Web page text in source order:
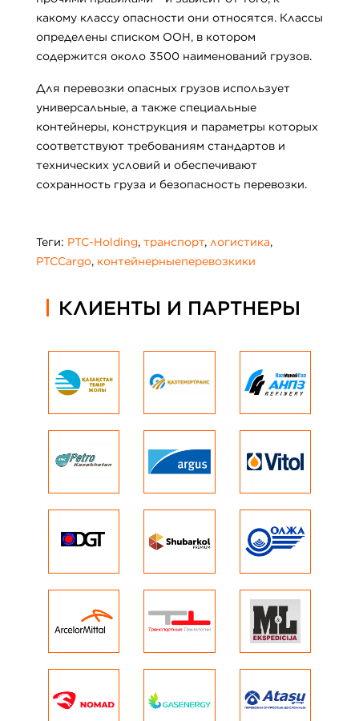
какому классу опасности они относятся. Классы
определены списком ООН, в котором
содержится около 3500 наименований грузов.
Для перевозки опасных грузов использует
универсальные, а также специальные
контейнеры, конструкция и параметры которых
соответствуют требованиям стандартов и
технических условий и обеспечивают
сохранность груза и безопасность перевозки.
Теги: PTC-Holding, транспорт, логистика,
PTCCargo, контейнерныеперевозкики
КЛИЕНТЫ И ПАРТНЕРЫ